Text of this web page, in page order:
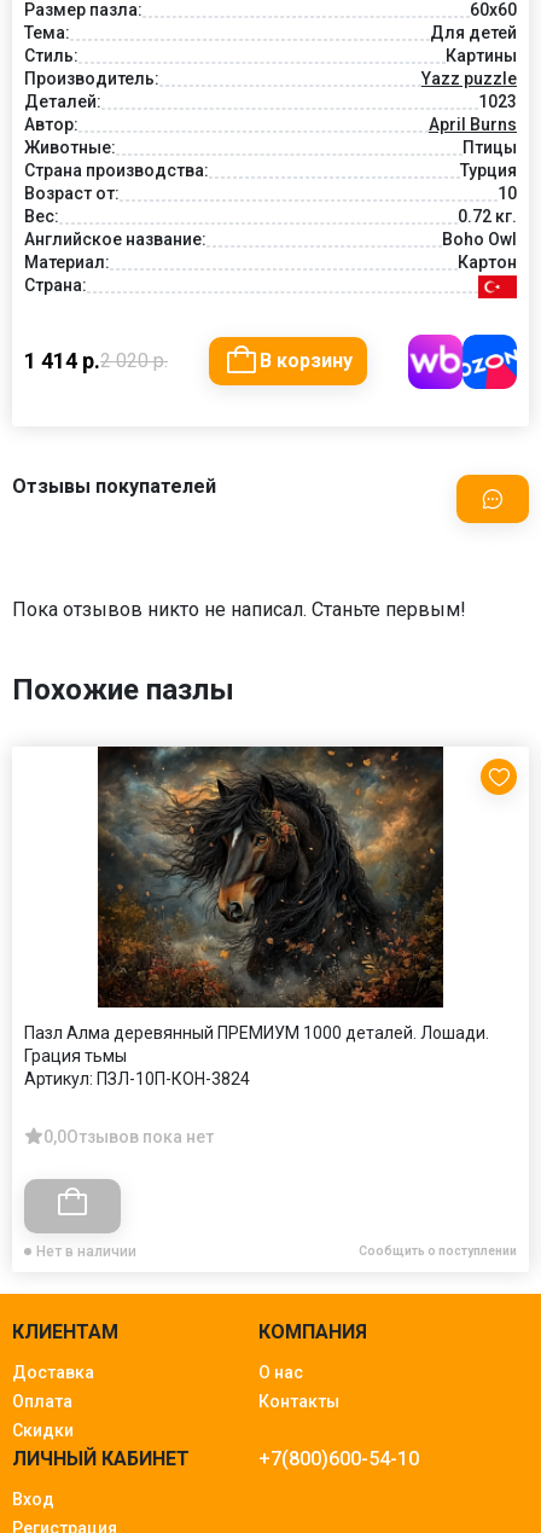
Размер пазла:
60x60
Тема:
Для детей
Стиль:
Картины
Производитель:
Yazz puzzle
Деталей:
1023
Автор:
April Burns
Животные:
Птицы
Страна производства:
Турция
Возраст от:
10
Вес:
0.72 кг.
Английское название:
Boho Owl
Материал:
Картон
Страна:
1 414 р.2 020 р. В корзину
Отзывы покупателей
Пока отзывов никто не написал. Станьте первым!
Похожие пазлы
Пазл Алма деревянный ПРЕМИУМ 1000 деталей. Лошади.
Грация тьмы
Артикул: ПЗЛ-10П-КОН-3824
0,0Отзывов пока нет
Нет в наличии Сообщить о поступлении
КЛИЕНТАМ
Доставка
Оплата
Скидки
КОМПАНИЯ
О нас
Контакты
ЛИЧНЫЙ КАБИНЕТ
Вход
Регистрация
+7(800)600-54-10